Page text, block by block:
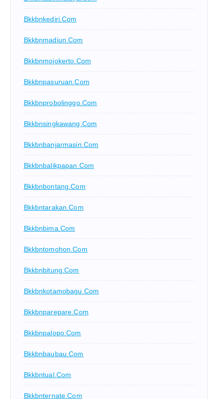
Bkkbnkediri.com
Bkkbnmadiun.com
Bkkbnmojokerto.com
Bkkbnpasuruan.com
Bkkbnprobolinggo.com
Bkkbnsingkawang.com
Bkkbnbanjarmasin.com
Bkkbnbalikpapan.com
Bkkbnbontang.com
Bkkbntarakan.com
Bkkbnbima.com
Bkkbntomohon.com
Bkkbnbitung.com
Bkkbnkotamobagu.com
Bkkbnparepare.com
Bkkbnpalopo.com
Bkkbnbaubau.com
Bkkbntual.com
Bkkbnternate.com